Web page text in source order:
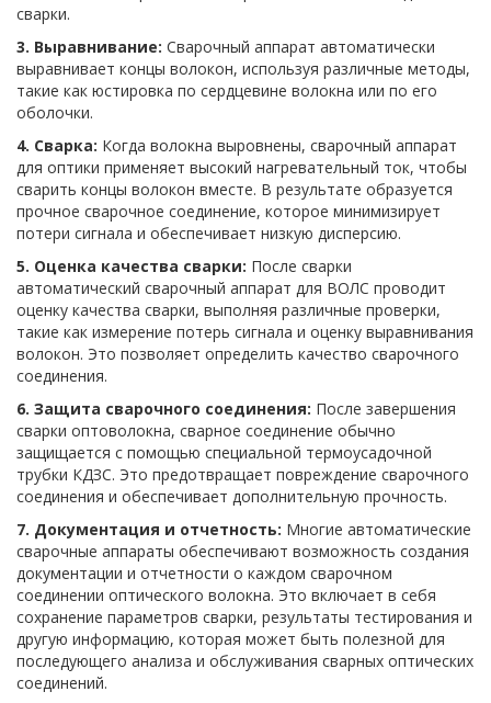
сварки.
3. Выравнивание: Сварочный аппарат автоматически
выравнивает концы волокон, используя различные методы,
такие как юстировка по сердцевине волокна или по его
оболочки.
4. Сварка: Когда волокна выровнены, сварочный аппарат
для оптики применяет высокий нагревательный ток, чтобы
сварить концы волокон вместе. В результате образуется
прочное сварочное соединение, которое минимизирует
потери сигнала и обеспечивает низкую дисперсию.
5. Оценка качества сварки: После сварки
автоматический сварочный аппарат для ВОЛС проводит
оценку качества сварки, выполняя различные проверки,
такие как измерение потерь сигнала и оценку выравнивания
волокон. Это позволяет определить качество сварочного
соединения.
6. Защита сварочного соединения: После завершения
сварки оптоволокна, сварное соединение обычно
защищается с помощью специальной термоусадочной
трубки КДЗС. Это предотвращает повреждение сварочного
соединения и обеспечивает дополнительную прочность.
7. Документация и отчетность: Многие автоматические
сварочные аппараты обеспечивают возможность создания
документации и отчетности о каждом сварочном
соединении оптического волокна. Это включает в себя
сохранение параметров сварки, результаты тестирования и
другую информацию, которая может быть полезной для
последующего анализа и обслуживания сварных оптических
соединений.